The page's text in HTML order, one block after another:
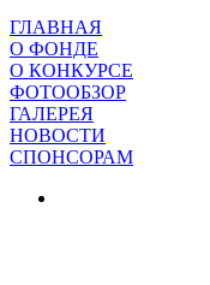
ГЛАВНАЯ
О ФОНДЕ
О КОНКУРСЕ
ФОТООБЗОР
ГАЛЕРЕЯ
НОВОСТИ
СПОНСОРАМ